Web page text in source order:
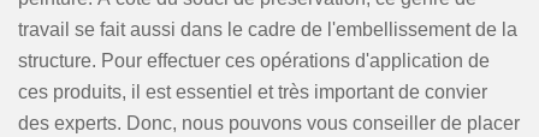
travail se fait aussi dans le cadre de l'embellissement de la
structure. Pour effectuer ces opérations d'application de
ces produits, il est essentiel et très important de convier
des experts. Donc, nous pouvons vous conseiller de placer